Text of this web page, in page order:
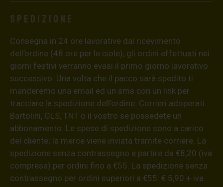
Spedizione
Consegna in 24 ore lavorative dal ricevimento
dell’ordine (48 ore per le isole), gli ordini effettuati nei
giorni festivi verranno evasi il primo giorno lavorativo
successivo. Una volta che il pacco sarà spedito ti
manderemo una email ed un sms con un link per
tracciare la spedizione dell’ordine. Corrieri adoperati:
Bartolini, GLS, TNT o il vostro se possedete un
abbonamento. Le spese di spedizione sono a carico
del cliente; la merce viene inviata tramite corriere. La
spedizione senza contrassegno a partire da €8,20 (iva
compresa) per ordini fino a €55. La spedizione senza
contrassegno per ordini superiori a €55: € 5,90 + iva